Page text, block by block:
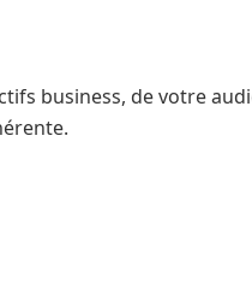
business, de votre